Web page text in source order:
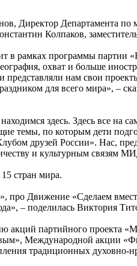
Директор Департамента по
Колпаков,
в рамках программы
охват и больше
нам свои
для всего мира», –
здесь. Здесь все на
темы, по которым дети
друзей России». Нас,
и культурным связям
стран мира.
Движение «Сделаем
– поделилась Виктория
акций партийного проекта
Международной акции
традиционных духовно-